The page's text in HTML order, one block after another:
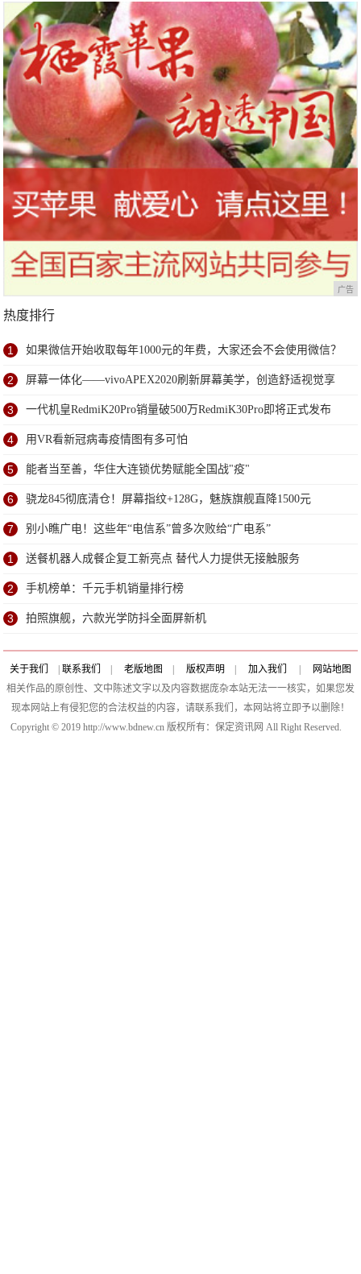
广告
热度排行
1 如果微信开始收取每年1000元的年费，大家还会不会使用微信？
2 屏幕一体化——vivoAPEX2020刷新屏幕美学，创造舒适视觉享
受
3 一代机皇RedmiK20Pro销量破500万RedmiK30Pro即将正式发布
4 用VR看新冠病毒疫情图有多可怕
5 能者当至善，华住大连锁优势赋能全国战"疫"
6 骁龙845彻底清仓！屏幕指纹+128G，魅族旗舰直降1500元
7 别小瞧广电！这些年“电信系”曾多次败给“广电系”
1 送餐机器人成餐企复工新亮点 替代人力提供无接触服务
2 手机榜单：千元手机销量排行榜
3 拍照旗舰，六款光学防抖全面屏新机
关于我们 联系我们 老版地图 版权声明 加入我们
网站地图
相关作品的原创性、文中陈述文字以及内容数据庞杂本站无法一一核实，如果您发
现本网站上有侵犯您的合法权益的内容，请联系我们，本网站将立即予以删除！
Copyright © 2019 http://www.bdnew.cn 版权所有：保定资讯网 All Right Reserved.